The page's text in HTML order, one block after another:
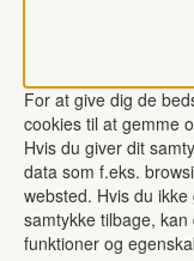
For at give dig de
cookies til at gemme
Hvis du giver dit
data som f.eks.
websted. Hvis du
samtykke tilbage,
funktioner og